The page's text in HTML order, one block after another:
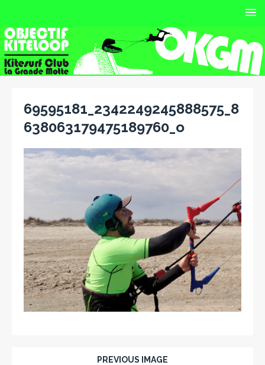
69595181_2342249245888575_8
638063179475189760_o
PREVIOUS IMAGE